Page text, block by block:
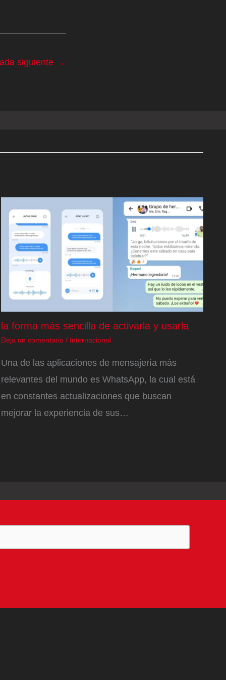
siguiente →
la forma más sencilla de activarla y usarla
Deja un comentario / Internacional
Una de las aplicaciones de mensajería más
relevantes del mundo es WhatsApp, la cual está
en constantes actualizaciones que buscan
mejorar la experiencia de sus…